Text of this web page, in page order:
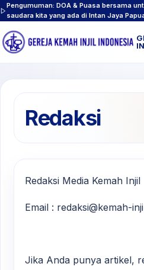
Pengumuman: DOA & Puasa bersama
saudara kita yang ada di Intan Jaya
Redaksi
Redaksi Media Kemah Injil
Email : redaksi@kemah-
Jika Anda punya artikel,